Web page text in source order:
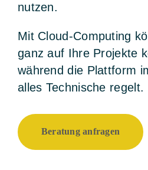
nutzen.
Mit Cloud-Computing
ganz auf Ihre Projekte
während die Plattform
alles Technische regelt.
Beratung anfragen